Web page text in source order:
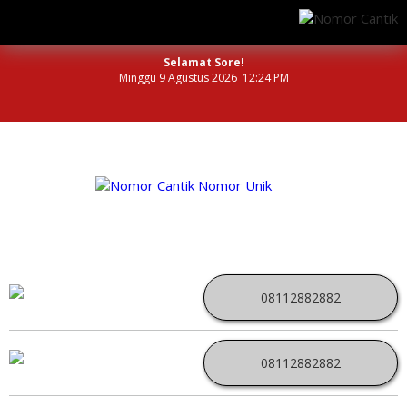
Selamat Sore!
Minggu 9 Agustus 2026 12:24 PM
08112882882
08112882882